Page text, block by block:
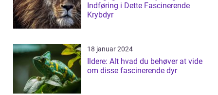
Indføring i Dette Fascinerende
Krybdyr
18 januar 2024
Ildere: Alt hvad du behøver at vide
om disse fascinerende dyr